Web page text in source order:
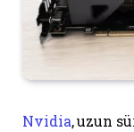
Nvidia, uzun